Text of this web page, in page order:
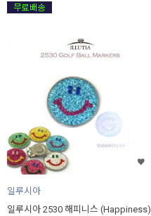
일루시아
일루시아 2530 해피니스 (Happiness)